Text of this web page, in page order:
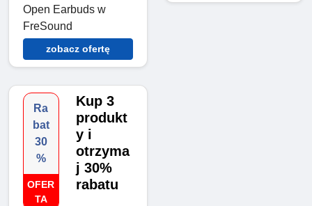
Open Earbuds w
FreSound
zobacz ofertę
Ra
bat
30
%
OFER
TA
Kup 3
produkt
y i
otrzyma
j 30%
rabatu